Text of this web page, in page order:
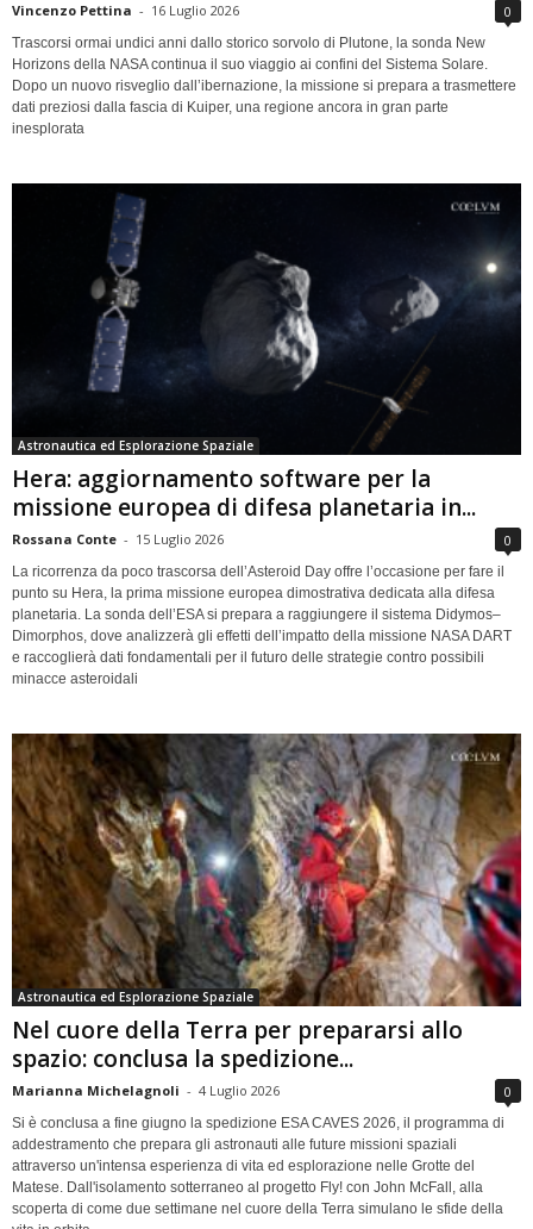
Vincenzo Pettina - 16 Luglio 2026 0
Trascorsi ormai undici anni dallo storico sorvolo di Plutone, la sonda New
Horizons della NASA continua il suo viaggio ai confini del Sistema Solare.
Dopo un nuovo risveglio dall’ibernazione, la missione si prepara a trasmettere
dati preziosi dalla fascia di Kuiper, una regione ancora in gran parte
inesplorata
Astronautica ed Esplorazione Spaziale
Hera: aggiornamento software per la
missione europea di difesa planetaria in...
Rossana Conte - 15 Luglio 2026 0
La ricorrenza da poco trascorsa dell’Asteroid Day offre l’occasione per fare il
punto su Hera, la prima missione europea dimostrativa dedicata alla difesa
planetaria. La sonda dell’ESA si prepara a raggiungere il sistema Didymos–
Dimorphos, dove analizzerà gli effetti dell’impatto della missione NASA DART
e raccoglierà dati fondamentali per il futuro delle strategie contro possibili
minacce asteroidali
Astronautica ed Esplorazione Spaziale
Nel cuore della Terra per prepararsi allo
spazio: conclusa la spedizione...
Marianna Michelagnoli - 4 Luglio 2026 0
Si è conclusa a fine giugno la spedizione ESA CAVES 2026, il programma di
addestramento che prepara gli astronauti alle future missioni spaziali
attraverso un'intensa esperienza di vita ed esplorazione nelle Grotte del
Matese. Dall'isolamento sotterraneo al progetto Fly! con John McFall, alla
scoperta di come due settimane nel cuore della Terra simulano le sfide della